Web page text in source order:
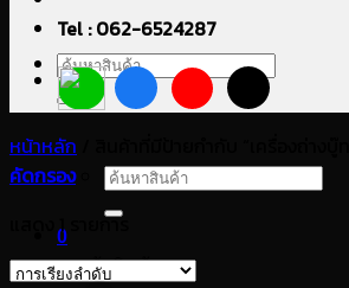
ค้นหา:
ค้นหา:
0
ตะกร้าสินค้า
Tel : 062-6524287
หน้าหลัก
คัดกรอง
แสดง 1 รายการ